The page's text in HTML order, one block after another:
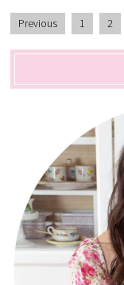
Previous 1 2